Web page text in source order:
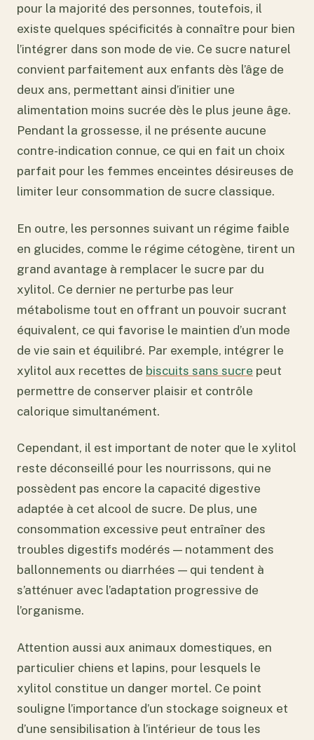
pour la majorité des personnes, toutefois, il
existe quelques spécificités à connaître pour bien
l’intégrer dans son mode de vie. Ce sucre naturel
convient parfaitement aux enfants dès l’âge de
deux ans, permettant ainsi d’initier une
alimentation moins sucrée dès le plus jeune âge.
Pendant la grossesse, il ne présente aucune
contre-indication connue, ce qui en fait un choix
parfait pour les femmes enceintes désireuses de
limiter leur consommation de sucre classique.
En outre, les personnes suivant un régime faible
en glucides, comme le régime cétogène, tirent un
grand avantage à remplacer le sucre par du
xylitol. Ce dernier ne perturbe pas leur
métabolisme tout en offrant un pouvoir sucrant
équivalent, ce qui favorise le maintien d’un mode
de vie sain et équilibré. Par exemple, intégrer le
xylitol aux recettes de biscuits sans sucre peut
permettre de conserver plaisir et contrôle
calorique simultanément.
Cependant, il est important de noter que le xylitol
reste déconseillé pour les nourrissons, qui ne
possèdent pas encore la capacité digestive
adaptée à cet alcool de sucre. De plus, une
consommation excessive peut entraîner des
troubles digestifs modérés — notamment des
ballonnements ou diarrhées — qui tendent à
s’atténuer avec l’adaptation progressive de
l’organisme.
Attention aussi aux animaux domestiques, en
particulier chiens et lapins, pour lesquels le
xylitol constitue un danger mortel. Ce point
souligne l’importance d’un stockage soigneux et
d’une sensibilisation à l’intérieur de tous les